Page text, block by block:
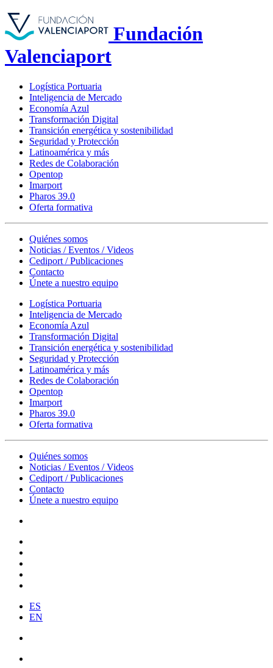
Fundación
Valenciaport
Logística Portuaria
Inteligencia de Mercado
Economía Azul
Transformación Digital
Transición energética y sostenibilidad
Seguridad y Protección
Latinoamérica y más
Redes de Colaboración
Opentop
Imarport
Pharos 39.0
Oferta formativa
Quiénes somos
Noticias / Eventos / Videos
Cediport / Publicaciones
Contacto
Únete a nuestro equipo
Logística Portuaria
Inteligencia de Mercado
Economía Azul
Transformación Digital
Transición energética y sostenibilidad
Seguridad y Protección
Latinoamérica y más
Redes de Colaboración
Opentop
Imarport
Pharos 39.0
Oferta formativa
Quiénes somos
Noticias / Eventos / Videos
Cediport / Publicaciones
Contacto
Únete a nuestro equipo
ES
EN